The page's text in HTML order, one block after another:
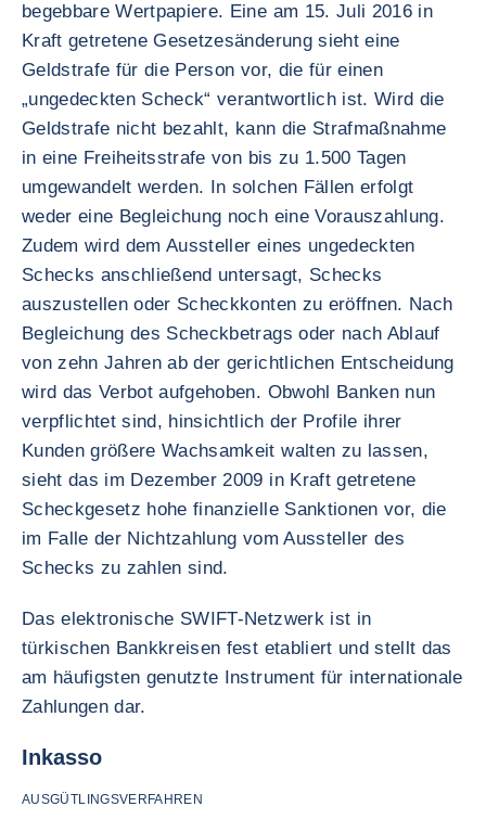
begebbare Wertpapiere. Eine am 15. Juli 2016 in
Kraft getretene Gesetzesänderung sieht eine
Geldstrafe für die Person vor, die für einen
„ungedeckten Scheck“ verantwortlich ist. Wird die
Geldstrafe nicht bezahlt, kann die Strafmaßnahme
in eine Freiheitsstrafe von bis zu 1.500 Tagen
umgewandelt werden. In solchen Fällen erfolgt
weder eine Begleichung noch eine Vorauszahlung.
Zudem wird dem Aussteller eines ungedeckten
Schecks anschließend untersagt, Schecks
auszustellen oder Scheckkonten zu eröffnen. Nach
Begleichung des Scheckbetrags oder nach Ablauf
von zehn Jahren ab der gerichtlichen Entscheidung
wird das Verbot aufgehoben. Obwohl Banken nun
verpflichtet sind, hinsichtlich der Profile ihrer
Kunden größere Wachsamkeit walten zu lassen,
sieht das im Dezember 2009 in Kraft getretene
Scheckgesetz hohe finanzielle Sanktionen vor, die
im Falle der Nichtzahlung vom Aussteller des
Schecks zu zahlen sind.
Das elektronische SWIFT-Netzwerk ist in
türkischen Bankkreisen fest etabliert und stellt das
am häufigsten genutzte Instrument für internationale
Zahlungen dar.
Inkasso
AUSGÜTLINGSVERFAHREN